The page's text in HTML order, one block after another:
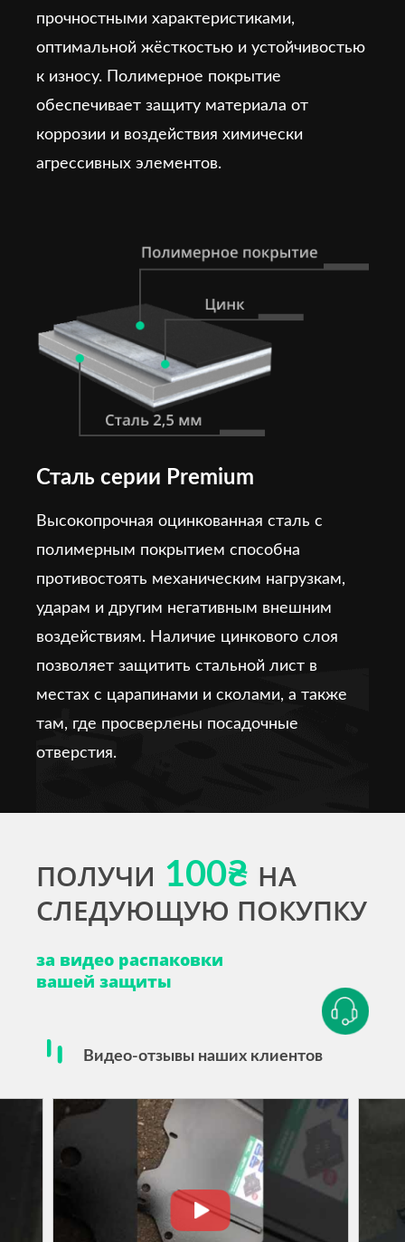
прочностными характеристиками,
оптимальной жёсткостью и устойчивостью
к износу. Полимерное покрытие
обеспечивает защиту материала от
коррозии и воздействия химически
агрессивных элементов.
Сталь серии Premium
Высокопрочная оцинкованная сталь с
полимерным покрытием способна
противостоять механическим нагрузкам,
ударам и другим негативным внешним
воздействиям. Наличие цинкового слоя
позволяет защитить стальной лист в
местах с царапинами и сколами, а также
там, где просверлены посадочные
отверстия.
ПОЛУЧИ 100₴ НА
СЛЕДУЮЩУЮ ПОКУПКУ
за видео распаковки
вашей защиты
Видео-отзывы наших клиентов